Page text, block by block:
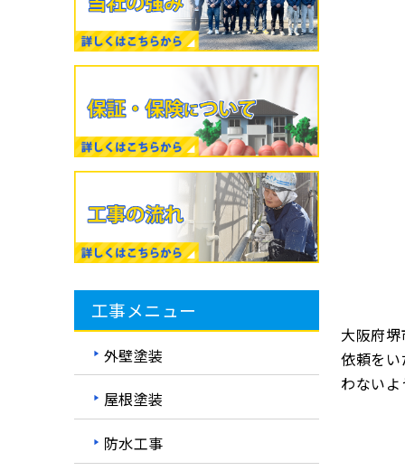
大阪府
依頼を
わない
工事メニュー
外壁塗装
屋根塗装
防水工事